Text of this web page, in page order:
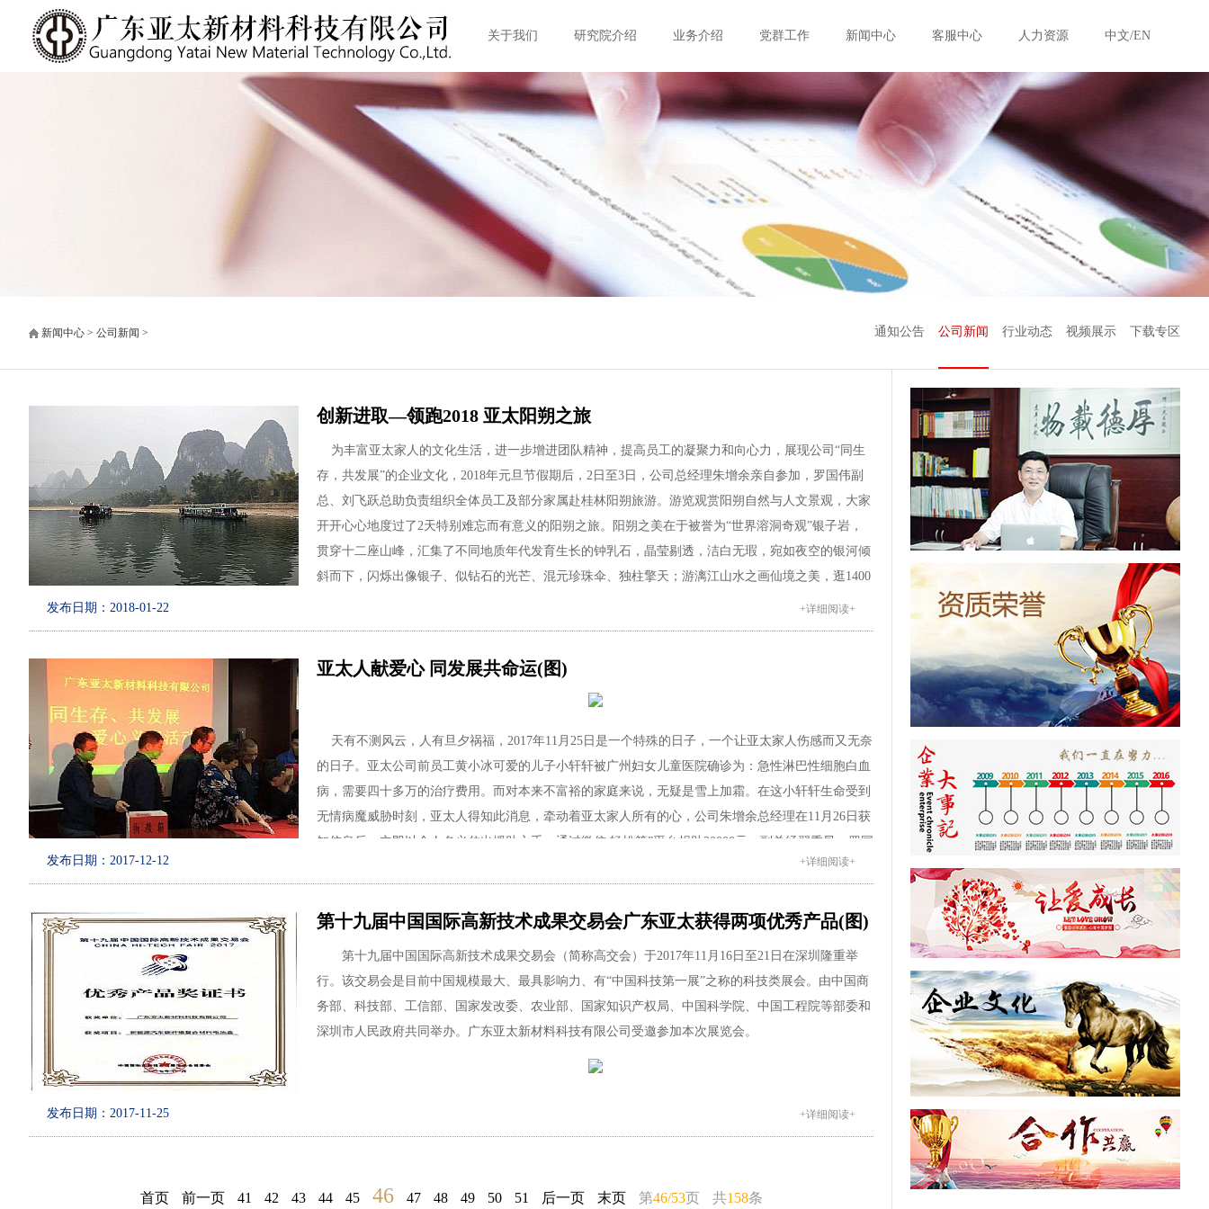
关于我们 研究院介绍 业务介绍 党群工作 新闻中心 客服中心 人力资源 中文/EN
通知公告 公司新闻 行业动态 视频展示 下载专区
新闻中心 > 公司新闻 >
创新进取—领跑2018 亚太阳朔之旅
为丰富亚太家人 的文化生活，进一步增进团队精神，提高员工的凝聚力和向心力， 展现公司 “同生
存，共发展”的企业文化 ， 2018年元旦节假期后， 2 日至3 日 ， 公司总经理朱增余亲自参加，罗国伟副
总、刘飞跃总助负责组织全体员工及部分家属赴桂林阳朔旅游。游览观赏阳朔 自然与人文景观，大家
开开心心地度过了2天特别难忘而有意义的 阳朔 之旅。 阳朔 之美在于被誉为“世界溶洞奇观”银子岩，
贯穿十二座山峰，汇集了不同地质年代发育生长的钟乳石，晶莹剔透，洁白无瑕，宛如夜空的银河倾
斜而下，闪烁出像银子、似钻石的光芒、混元珍珠伞、独柱擎天 ；游漓江山水之画仙境之美，逛1400
了风情浪漫的西街生活，美如仙境漓江景观，感受
的休闲时光。
随着公司快速的发展，企业文化的厚重凝练，管理模式的 日渐规范和完善，使公司人性化的管理得
到了充分体现；这次旅游是以增进公司整个团体之间的凝聚力和友谊为出发点，让大家陶冶心情，放
飞思想，这次旅游活动不仅缓解了员工们平时的工作压力和紧张情绪，更增强了团队凝聚力，充分展
话，感谢全体员工为了达成2017年产销目标付出的辛勤劳动，感谢员工家属在背后默默无闻大力的支
持，让他们安心、尽心为亚太的发展努力工作。新的一年号召全员，继续发扬“同生存、共发展”的亚
太精神，团结奋进、共同努力，为新一年的发展目标携手扬帆启航。
+详细阅读+
发布日期：2018-01-22
亚太人献爱心 同发展共命运(图)
天有不测风云，人有旦夕祸福，2017年11月25日是一个特殊的日子，一个让亚太家人伤感而又无奈
的日子。亚太公司前员工黄小冰可爱的儿子小轩轩被广州妇女儿童医院确诊为：急性淋巴性细胞白血
病，需要四十多万的治疗费用。而对本来不富裕的家庭来说，无疑是雪上加霜。在这小轩轩生命受到
无情病魔威胁时刻，亚太人得知此消息，牵动着亚太家人所有的心，公司朱增余总经理在11月26日获
知信息后，立即以个人名义伸出援助之手，通过微信 轻松筹”平台捐助20000元，副总经翟秀凤、罗国
伟，研发部经理胡炜杰博士伸出援助之手各捐款1000元，亚太其他中高层干部、一线员工、后勤工作
轩。
2017年11月30日下午，公司主要领导出差回来后，公司工会、行政部立即在四楼多功能会议室举
行“同生存，共发展”现场爱心义捐活动，总经理朱增余、副总经理翟秀凤、罗国伟及亚太全体员工又
一次为可爱的小轩轩开展爱心捐款活动，现场共筹善款33640元。其中：公司工会捐款2万元，全体员
工现场义捐款13640元，在此捐款中，罗国伟现场再次捐款3000元，翟秀凤副总再次捐款1000元；正
在为公司“复材中试车间”施工的老板叶杨生带领员工捐助2300元，对亚太人情真意切。
关心，体现了一位成功企业家对社会的责任感！更是亚太家人之间的关爱！一人有难，众人帮助，满
渡过难关，给予爱心、信心、希望！爱心不分大小，捐款不分多少，我们亚太人做到， 因为我们深
+详细阅读+
发布日期：2017-12-12
第十九届中国国际高新技术成果交易会广东亚太获得两项优秀产品(图)
第十九届中国国际高新技术成果交易会（简称高交会）于2017年11月16日至21日在深圳隆重举
行。该交易会是目前中国规模最大、最具影响力、有“中国科技第一展”之称的科技类展会。由中国商
务部、科技部、工信部、国家发改委、农业部、国家知识产权局、中国科学院、中国工程院等部委和
深圳市人民政府共同举办。广东亚太新材料科技有限公司受邀参加本次展览会。
此次深圳高交会，亚太新材料科技有限公司共展出碳纤维复合材料零部件10件，包括碳纤维复合材
+详细阅读+
发布日期：2017-11-25
首页 前一页 41 42 43 44 45 46 47 48 49 50 51 后一页 末页 第46/53页 共158条